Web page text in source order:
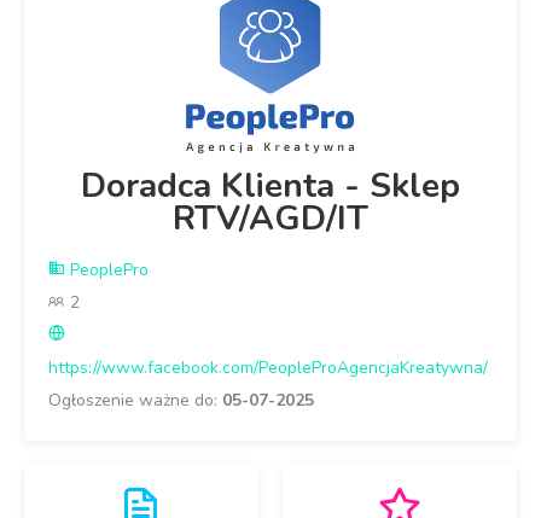
Doradca Klienta - Sklep
RTV/AGD/IT
PeoplePro
2
https://www.facebook.com/PeopleProAgencjaKreatywna/
Ogłoszenie ważne do: 05-07-2025